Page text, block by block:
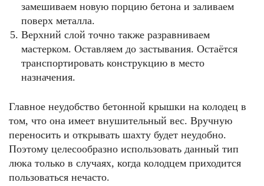
замешиваем новую порцию бетона и заливаем
поверх металла.
Верхний слой точно также разравниваем
мастерком. Оставляем до застывания. Остаётся
транспортировать конструкцию в место
назначения.
Главное неудобство бетонной крышки на колодец в
том, что она имеет внушительный вес. Вручную
переносить и открывать шахту будет неудобно.
Поэтому целесообразно использовать данный тип
люка только в случаях, когда колодцем приходится
пользоваться нечасто.